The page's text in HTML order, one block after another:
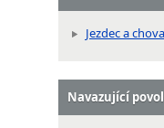
Jezdec a
Navazující